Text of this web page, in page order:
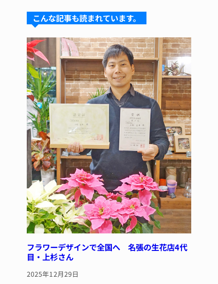
s
k
y
a
d
s
e
b
o
o
k
re
st
こんな記事も読まれています。
フラワーデザインで全国へ 名張の生花店4代
目・上杉さん
2025年12月29日